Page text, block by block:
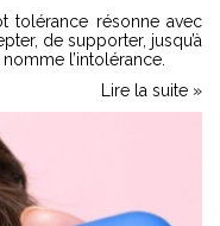
tolérance résonne avec
de supporter, jusqu’à
l’intolérance.
Lire la suite »